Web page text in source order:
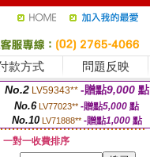
款方式 問題反映
No.2 LV59343** -贈點9,000 點
No.6 LV77023** -贈點5,000點
No.10 LV71888** -贈點1,000 點
一對一收費排序